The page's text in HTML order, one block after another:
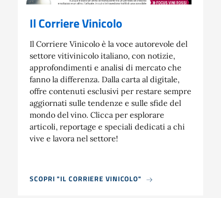
Il Corriere Vinicolo
Il Corriere Vinicolo è la voce autorevole del
settore vitivinicolo italiano, con notizie,
approfondimenti e analisi di mercato che
fanno la differenza. Dalla carta al digitale,
offre contenuti esclusivi per restare sempre
aggiornati sulle tendenze e sulle sfide del
mondo del vino. Clicca per esplorare
articoli, reportage e speciali dedicati a chi
vive e lavora nel settore!
SCOPRI "IL CORRIERE VINICOLO"